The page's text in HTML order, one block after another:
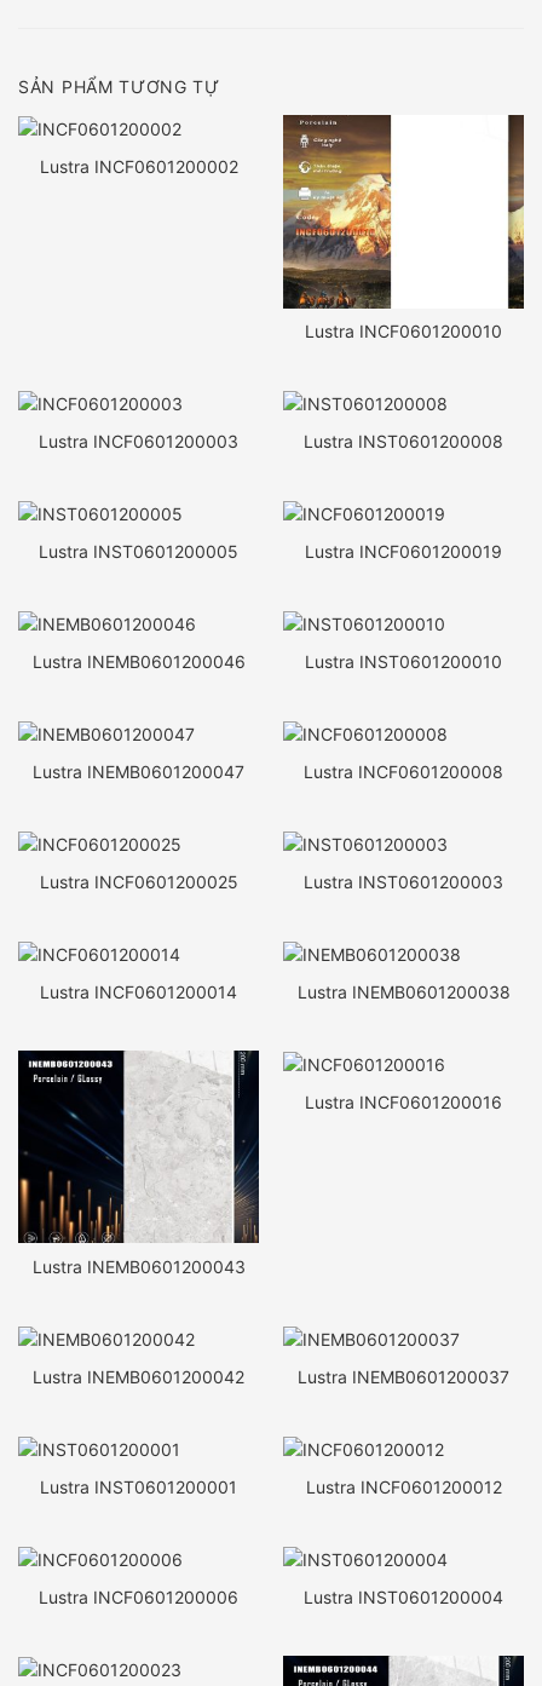
SẢN PHẨM TƯƠNG TỰ
Lustra INCF0601200002
Lustra INCF0601200010
Lustra INCF0601200003 Lustra INST0601200008
Lustra INST0601200005 Lustra INCF0601200019
Lustra INEMB0601200046 Lustra INST0601200010
Lustra INEMB0601200047 Lustra INCF0601200008
Lustra INCF0601200025 Lustra INST0601200003
Lustra INCF0601200014 Lustra INEMB0601200038
Lustra INEMB0601200043
Lustra INCF0601200016
Lustra INEMB0601200042 Lustra INEMB0601200037
Lustra INST0601200001 Lustra INCF0601200012
Lustra INCF0601200006 Lustra INST0601200004